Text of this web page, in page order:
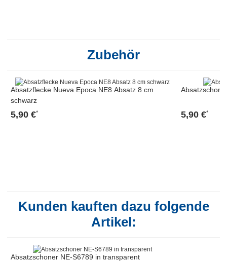
Zubehör
Absatzflecke Nueva Epoca NE8 Absatz 8 cm
schwarz
5,90 €* 5,90 €*
Kunden kauften dazu folgende
Artikel:
Absatzschoner NE-S6789 in transparent